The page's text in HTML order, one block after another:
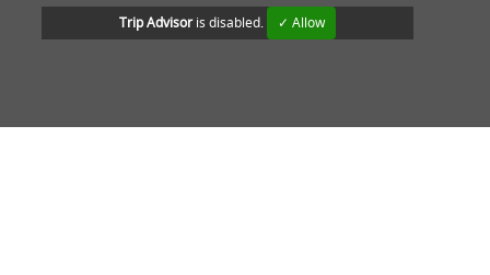
Trip Advisoris disabled. ✓ Allow